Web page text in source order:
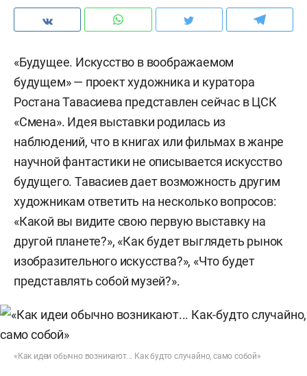
«Будущее. Искусство в воображаемом
будущем» — проект художника и куратора
Ростана Тавасиева представлен сейчас в ЦСК
«Смена». Идея выставки родилась из
наблюдений, что в книгах или фильмах в жанре
научной фантастики не описывается искусство
будущего. Тавасиев дает возможность другим
художникам ответить на несколько вопросов:
«Какой вы видите свою первую выставку на
другой планете?», «Как будет выглядеть рынок
изобразительного искусства?», «Что будет
представлять собой музей?».
«Как идеи обычно возникают... Как будто случайно, само собой»